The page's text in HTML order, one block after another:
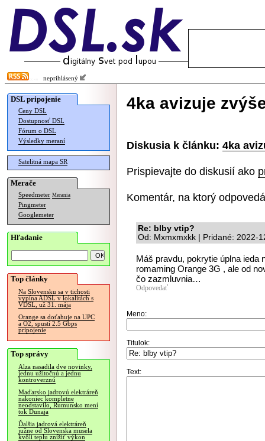
neprihlásený
DSL pripojenie
Ceny DSL
Dostupnosť DSL
Fórum o DSL
Výsledky meraní
Satelitná mapa SR
Merače
Speedmeter Merania
Pingmeter
Googlemeter
Hľadanie
Top články
Na Slovensku sa v tichosti
vypína ADSL v lokalitách s
VDSL, už 31. mája
Orange sa doťahuje na UPC
a O2, spustí 2.5 Gbps
pripojenie
Top správy
Alza nasadila dve novinky,
jednu užitočnú a jednu
kontroverznú
Maďarsko jadrovú elektráreň
nakoniec kompletne
neodstavilo, Rumunsko mení
tok Dunaja
Ďalšia jadrová elektráreň
južne od Slovenska musela
kvôli teplu znížiť výkon
4ka avizuje
Diskusia k článku: 4ka
Prispievajte do diskusií ako
Komentár, na ktorý
Re: blby vtip?
Od: Mxmxmxkk | Pridané: 2022-
Máš pravdu, pokrytie úplna ieda
romaming Orange 3G , ale od
čo zazmluvnia…
Odpovedať
Meno:
Titulok:
Text: